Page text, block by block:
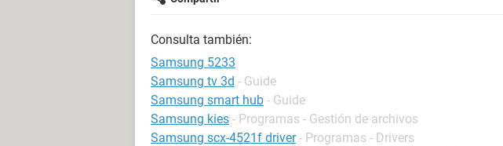
Consulta también:
Samsung 5233
Samsung tv 3d - Guide
Samsung smart hub - Guide
Samsung kies - Programas - Gestión de archivos
Samsung scx-4521f driver - Programas - Drivers